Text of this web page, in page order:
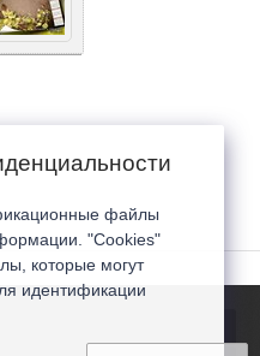
файлы
"Cookies"
которые могут
идентификации